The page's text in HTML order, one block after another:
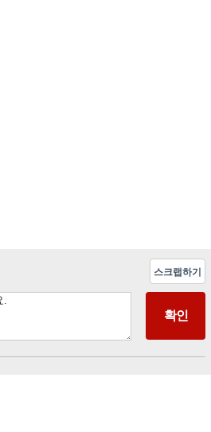
스크랩하기